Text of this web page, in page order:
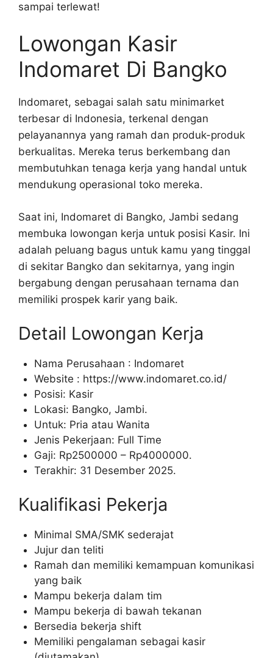
sampai terlewat!
Lowongan Kasir
Indomaret Di Bangko
Indomaret, sebagai salah satu minimarket
terbesar di Indonesia, terkenal dengan
pelayanannya yang ramah dan produk-produk
berkualitas. Mereka terus berkembang dan
membutuhkan tenaga kerja yang handal untuk
mendukung operasional toko mereka.
Saat ini, Indomaret di Bangko, Jambi sedang
membuka lowongan kerja untuk posisi Kasir. Ini
adalah peluang bagus untuk kamu yang tinggal
di sekitar Bangko dan sekitarnya, yang ingin
bergabung dengan perusahaan ternama dan
memiliki prospek karir yang baik.
Detail Lowongan Kerja
Nama Perusahaan : Indomaret
Website : https://www.indomaret.co.id/
Posisi: Kasir
Lokasi: Bangko, Jambi.
Untuk: Pria atau Wanita
Jenis Pekerjaan: Full Time
Gaji: Rp2500000 – Rp4000000.
Terakhir: 31 Desember 2025.
Kualifikasi Pekerja
Minimal SMA/SMK sederajat
Jujur dan teliti
Ramah dan memiliki kemampuan komunikasi
yang baik
Mampu bekerja dalam tim
Mampu bekerja di bawah tekanan
Bersedia bekerja shift
Memiliki pengalaman sebagai kasir